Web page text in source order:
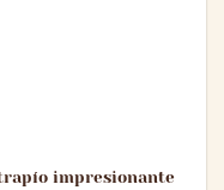
impresionante